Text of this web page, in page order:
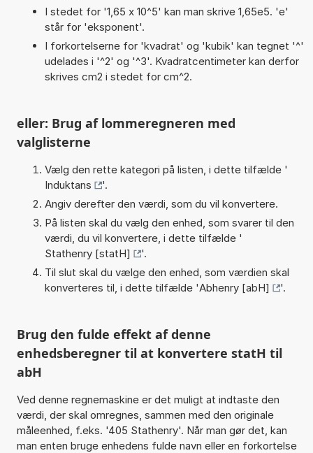
I stedet for '1,65 x 10^5' kan man skrive 1,65e5. 'e'
står for 'eksponent'.
I forkortelserne for 'kvadrat' og 'kubik' kan tegnet '^'
udelades i '^2' og '^3'. Kvadratcentimeter kan derfor
skrives cm2 i stedet for cm^2.
eller: Brug af lommeregneren med
valglisterne
Vælg den rette kategori på listen, i dette tilfælde '
Induktans
'.
Angiv derefter den værdi, som du vil konvertere.
På listen skal du vælg den enhed, som svarer til den
værdi, du vil konvertere, i dette tilfælde '
Stathenry [statH]
'.
Til slut skal du vælge den enhed, som værdien skal
konverteres til, i dette tilfælde 'Abhenry [abH] '.
Brug den fulde effekt af denne
enhedsberegner til at konvertere statH til
abH
Ved denne regnemaskine er det muligt at indtaste den
værdi, der skal omregnes, sammen med den originale
måleenhed, f.eks. '405 Stathenry'. Når man gør det, kan
man enten bruge enhedens fulde navn eller en forkortelse